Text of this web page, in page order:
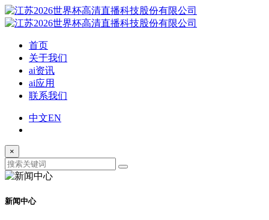
首页
关于我们
ai资讯
ai应用
联系我们
中文EN
×
新闻中心